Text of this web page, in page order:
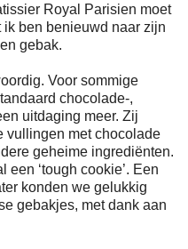
Royal Parisien moet
ben benieuwd naar zijn
gebak.
Voor sommige
chocolade-,
uitdaging meer. Zij
vullingen met chocolade
geheime ingrediënten.
‘tough cookie’. Een
konden we gelukkig
gebakjes, met dank aan